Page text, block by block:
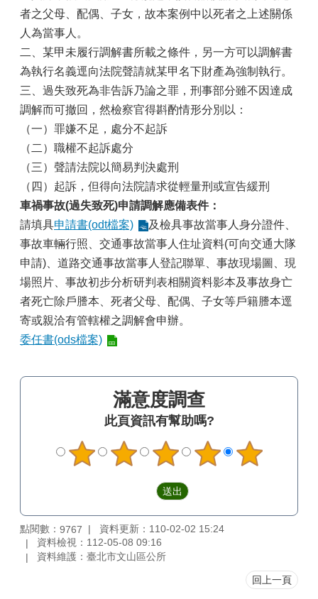
資
公
專
區
開
統
計
資
料
專
觀
光
策
及
者之父母、配偶、子女，故本案例中以死者之上述關係
人為當事人。
二、某甲未履行調解書所載之條件，另一方可以調解書
為執行名義逕向法院聲請就某甲名下財產為強制執行。
三、過失致死為非告訴乃論之罪，刑事部分雖不因達成
調解而可撤回，然檢察官得斟酌情形分別以：
（一）罪嫌不足，處分不起訴
（二）職權不起訴處分
（三）聲請法院以簡易判決處刑
（四）起訴，但得向法院請求從輕量刑或宣告緩刑
車禍事故(過失致死)申請調解應備表件：
請填具申請書(odt檔案)
及檢具事故當事人身分證件、
事故車輛行照、交通事故當事人住址資料(可向交通大隊
申請)、道路交通事故當事人登記聯單、事故現場圖、現
場照片、事故初步分析研判表相關資料影本及事故身亡
者死亡除戶謄本、死者父母、配偶、子女等戶籍謄本逕
寄或親洽有管轄權之調解會申辦。
委任書(ods檔案)
滿意度調查
此頁資訊有幫助嗎?
點閱數： 9767
資料更新：110-02-02 15:24
資料檢視：112-05-08 09:16
資料維護：臺北市文山區公所
回上一頁